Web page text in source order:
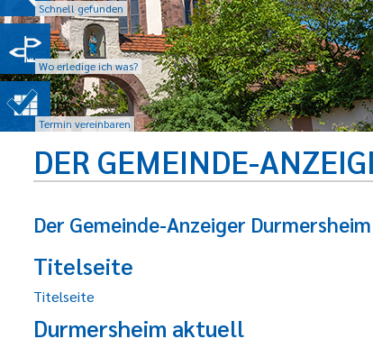
Schnell gefunden
Wo erledige ich was?
Termin vereinbaren
DER GEMEINDE-
Der Gemeinde-Anzeiger Durmersheim
Titelseite
Titelseite
Durmersheim aktuell